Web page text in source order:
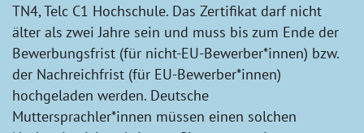
TN4, Telc C1 Hochschule. Das Zertifikat darf nicht
älter als zwei Jahre sein und muss bis zum Ende der
Bewerbungsfrist (für nicht-EU-Bewerber*innen) bzw.
der Nachreichfrist (für EU-Bewerber*innen)
hochgeladen werden. Deutsche
Muttersprachler*innen müssen einen solchen